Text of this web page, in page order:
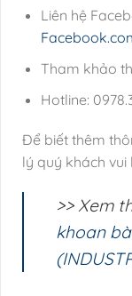
Liên hệ
Tham khảo
Hotline:
Để biết thêm
lý quý khách vui
>> Xem
khoan